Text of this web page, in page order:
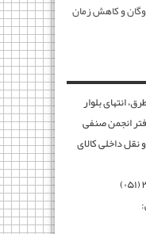
و کاهش زمان
انتهای بلوار
انجمن صنفی
داخلی کالای